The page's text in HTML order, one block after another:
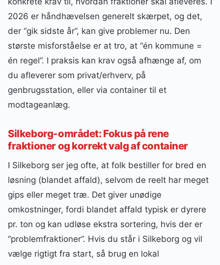
2026 er håndhævelsen generelt skærpet, og det,
der “gik sidste år”, kan give problemer nu. Den
største misforståelse er at tro, at “én kommune =
én regel”. I praksis kan krav også afhænge af, om
du afleverer som privat/erhverv, på
genbrugsstation, eller via container til et
modtageanlæg.
Silkeborg-området: Fokus på rene
fraktioner og korrekt valg af container
I Silkeborg ser jeg ofte, at folk bestiller for bred en
løsning (blandet affald), selvom de reelt har meget
gips eller meget træ. Det giver unødige
omkostninger, fordi blandet affald typisk er dyrere
pr. ton og kan udløse ekstra sortering, hvis der er
“problemfraktioner”. Hvis du står i Silkeborg og vil
vælge rigtigt fra start, så brug en lokal